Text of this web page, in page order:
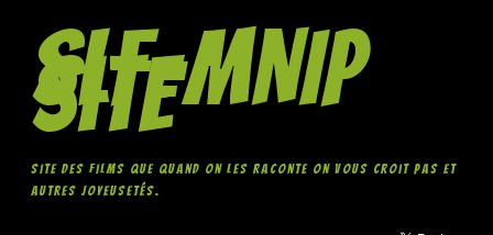
SLF-MNIP
Site
Site des films que quand on les raconte on vous croit pas et
autres joyeusetés.